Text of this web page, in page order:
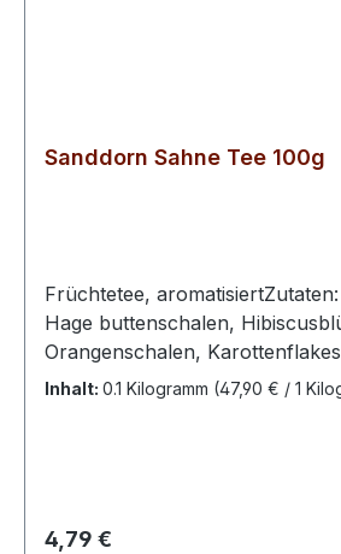
Sanddorn Sahne Tee 100g
Früchtetee,
Hage buttenschalen,
Orangenschalen,
Aroma, Sanddornbeeren,
Inhalt: 0.1 Kilogramm (47,90 € / 1
Regulärer Preis:
4,79 €